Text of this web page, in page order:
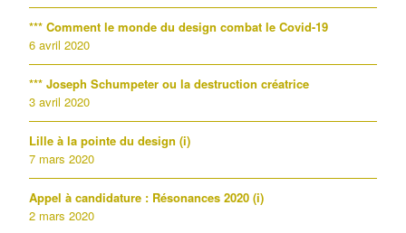
*** Comment le monde du design combat le Covid-19
6 avril 2020
*** Joseph Schumpeter ou la destruction créatrice
3 avril 2020
Lille à la pointe du design (i)
7 mars 2020
Appel à candidature : Résonances 2020 (i)
2 mars 2020